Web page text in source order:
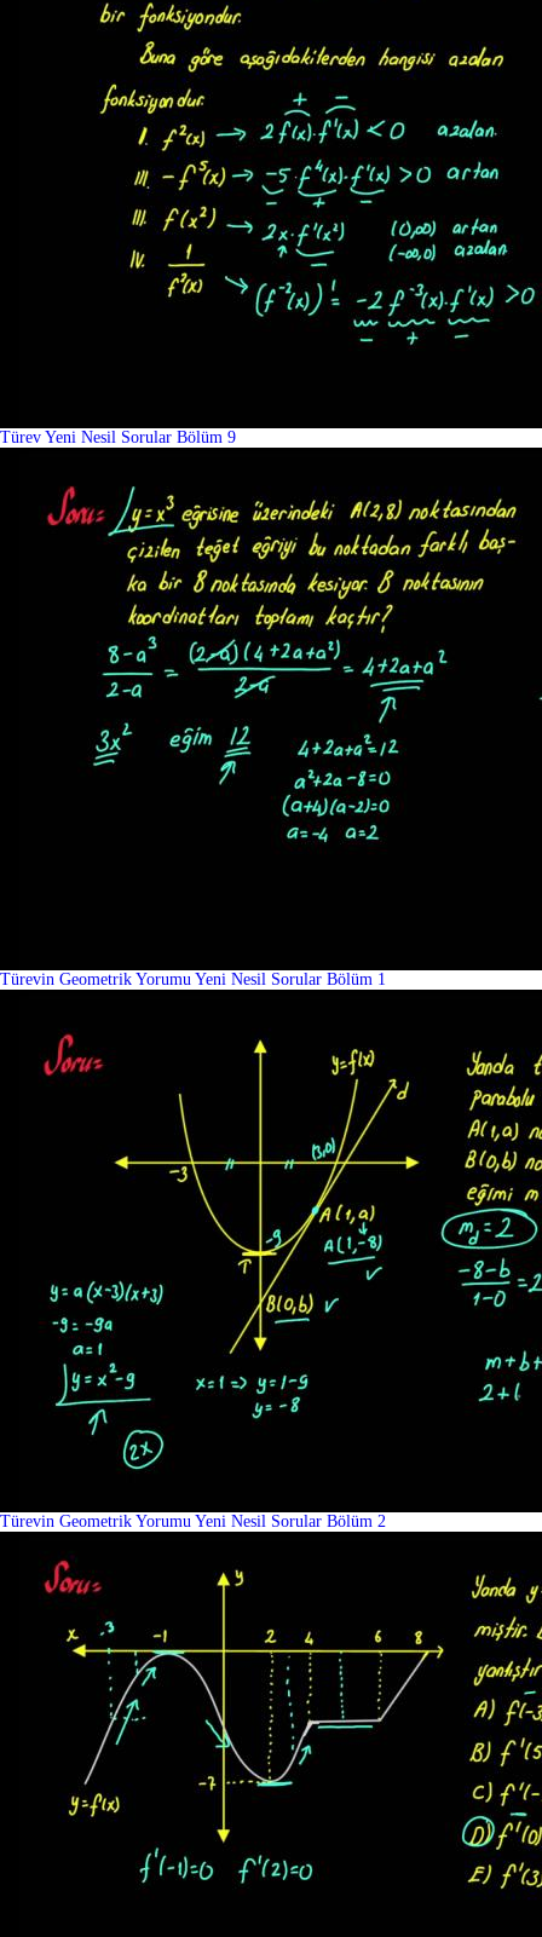
Türev Yeni Nesil Sorular Bölüm 9
Türevin Geometrik Yorumu Yeni Nesil Sorular Bölüm 1
Türevin Geometrik Yorumu Yeni Nesil Sorular Bölüm 2